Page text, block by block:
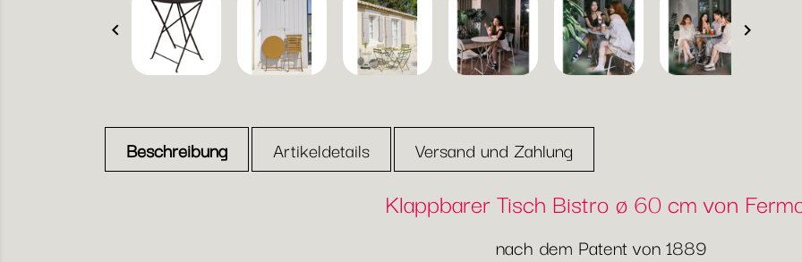
 
Beschreibung Artikeldetails Versand und Zahlung
Klappbarer Tisch Bistro ø 60 cm von
nach dem Patent von 1889